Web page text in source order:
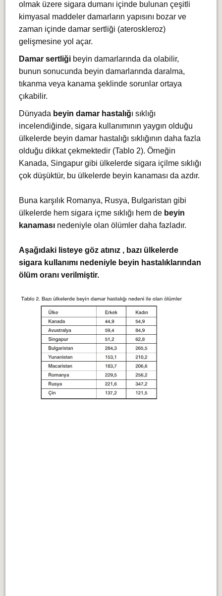
olmak üzere sigara dumanı içinde bulunan çeşitli
kimyasal maddeler damarların yapısını bozar ve
zaman içinde damar sertliği (ateroskleroz)
gelişmesine yol açar.
Damar sertliği beyin damarlarında da olabilir,
bunun sonucunda beyin damarlarında daralma,
tıkanma veya kanama şeklinde sorunlar ortaya
çıkabilir.
Dünyada beyin damar hastalığı sıklığı
incelendiğinde, sigara kullanımının yaygın olduğu
ülkelerde beyin damar hastalığı sıklığının daha fazla
olduğu dikkat çekmektedir (Tablo 2). Örneğin
Kanada, Singapur gibi ülkelerde sigara içilme sıklığı
çok düşüktür, bu ülkelerde beyin kanaması da azdır.
Buna karşılık Romanya, Rusya, Bulgaristan gibi
ülkelerde hem sigara içme sıklığı hem de beyin
kanamasınedeniyle olan ölümler daha fazladır.
Aşağıdaki listeye göz atınız , bazı ülkelerde
sigara kullanımı nedeniyle beyin hastalıklarından
ölüm oranı verilmiştir.